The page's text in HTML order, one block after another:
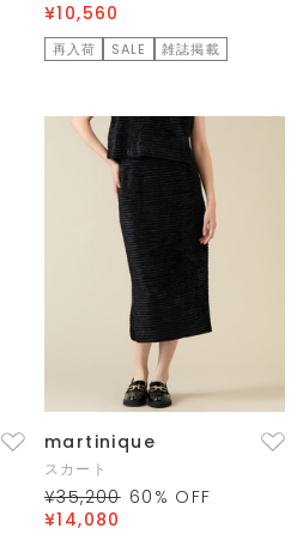
¥10,560
再入荷 SALE 雑誌掲載
martinique
スカート
¥35,200 60 % OFF
¥14,080